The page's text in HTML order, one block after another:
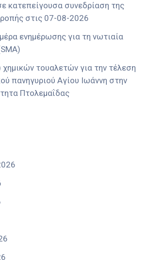
κατεπείγουσα συνεδρίαση της
στις 07-08-2026
ενημέρωσης για τη νωτιαία
τουαλετών για την τέλεση
πανηγυριού Αγίου Ιωάννη στην
Πτολεμαΐδας